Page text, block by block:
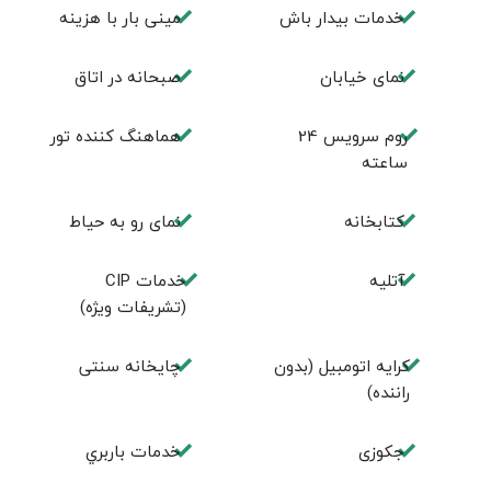
خدمات بیدار باش مینی بار با هزینه
نمای خیابان صبحانه در اتاق
روم سرويس 24
ساعته
هماهنگ کننده تور
كتابخانه نمای رو به حیاط
آتلیه
خدمات CIP
(تشریفات ویژه)
کرایه اتومبیل (بدون
راننده)
چايخانه سنتی
جكوزی خدمات باربري